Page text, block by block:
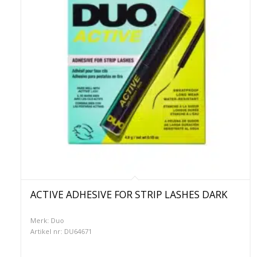
ACTIVE ADHESIVE FOR STRIP LASHES DARK
Merk: Duo
Artikel nr: DU64671